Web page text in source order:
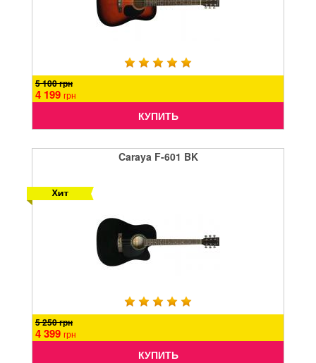
5 100 грн
4 199 грн
КУПИТЬ
Caraya F-601 BK
5 250 грн
4 399 грн
КУПИТЬ